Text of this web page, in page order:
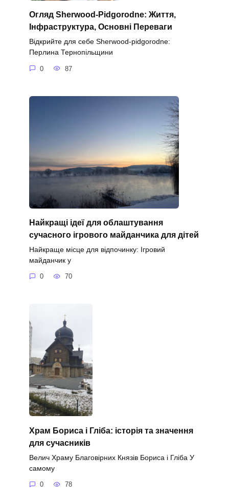
Огляд Sherwood-Pidgorodne: Життя,
Інфраструктура, Основні Переваги
Відкрийте для себе Sherwood-pidgorodne:
Перлина Тернопільщини
0 87
Найкращі ідеї для облаштування
сучасного ігрового майданчика для дітей
Найкраще місце для відпочинку: Ігровий
майданчик у
0 70
Храм Бориса і Гліба: історія та значення
для сучасників
Велич Храму Благовірних Князів Бориса і Гліба У
самому
0 78